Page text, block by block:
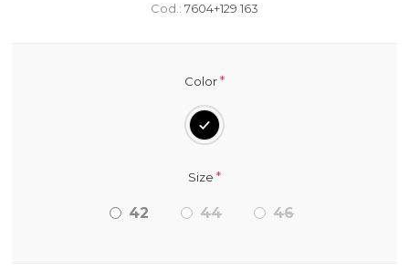
Cod.: 7604+129 163
Color*
Size *
42 44 46